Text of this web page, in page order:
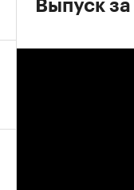
Выпуск